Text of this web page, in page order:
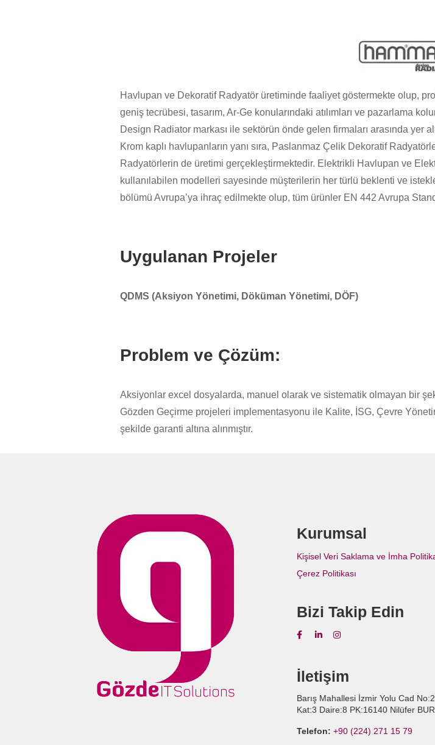
Havlupan ve Dekoratif Radyatör üretiminde faaliyet göstermekte olup,
geniş tecrübesi, tasarım, Ar-Ge konularındaki atılımları ve pazarlama
Design Radiator markası ile sektörün önde gelen firmaları arasında yer
Krom kaplı havlupanların yanı sıra, Paslanmaz Çelik Dekoratif
Radyatörlerin de üretimi gerçekleştirmektedir. Elektrikli Havlupan ve
kullanılabilen modelleri sayesinde müşterilerin her türlü beklenti ve
bölümü Avrupa’ya ihraç edilmekte olup, tüm ürünler EN 442 Avrupa
Uygulanan Projeler
QDMS (Aksiyon Yönetimi, Döküman Yönetimi, DÖF)
Problem ve Çözüm:
Aksiyonlar excel dosyalarda, manuel olarak ve sistematik olmayan bir
Gözden Geçirme projeleri implementasyonu ile Kalite, İSG, Çevre
şekilde garanti altına alınmıştır.
Kurumsal
Kişisel Veri Saklama ve İmha
Çerez Politikası
Bizi Takip Edin
İletişim
Barış Mahallesi İzmir Yolu Cad
Kat:3 Daire:8 PK:16140 Nilüfer
Telefon: +90 (224) 271 15 79